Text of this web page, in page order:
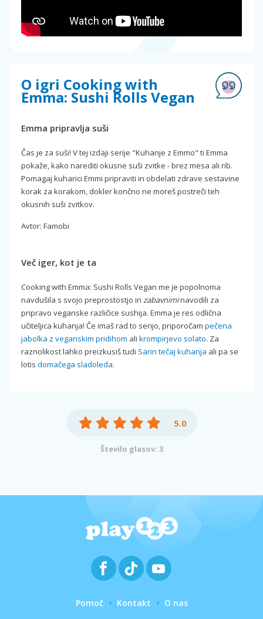
O igri Cooking with
Emma: Sushi Rolls Vegan
Emma pripravlja suši
Čas je za suši! V tej izdaji serije "Kuhanje z Emmo" ti Emma
pokaže, kako narediti okusne suši zvitke - brez mesa ali rib.
Pomagaj kuharici Emmi pripraviti in obdelati zdrave sestavine
korak za korakom, dokler končno ne moreš postreči teh
okusnih suši zvitkov.
Avtor: Famobi
Več iger, kot je ta
Cooking with Emma: Sushi Rolls Vegan me je popolnoma
navdušila s svojo preprostostjo in zabavniminavodili za
pripravo veganske različice sushija. Emma je res odlična
učiteljica kuhanja! Če imaš rad to serijo, priporočam pečena
jabolka z veganskim pridihom ali krompirjevo solato. Za
raznolikost lahko preizkusiš tudi Sarin tečaj kuhanja ali pa se
lotis domačega sladoleda.
5.0
Število glasov: 3
Pomoč Kontakt O nas